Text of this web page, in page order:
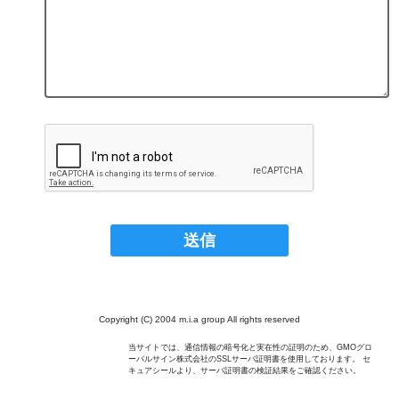
Copyright (C) 2004 m.i.a group All rights reserved
当サイトでは、通信情報の暗号化と実在性の証明のため、GMOグロ
ーバルサイン株式会社のSSLサーバ証明書を使用しております。 セ
キュアシールより、サーバ証明書の検証結果をご確認ください。